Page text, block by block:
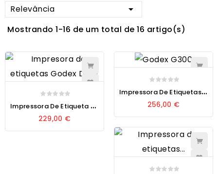
Relevância 
Mostrando 1-16 de um total de 16 artigo(s)
I
Mpressora De Etiqueta Térmica Godex DT2x
229,00 €
I
Mpressora De Etiquetas Térmica Godex DT4x
256,00 €